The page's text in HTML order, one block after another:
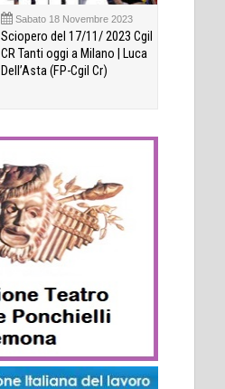
Sabato 18 Novembre 2023
Sciopero del 17/11/ 2023 Cgil
CR Tanti oggi a Milano | Luca
Dell’Asta (FP-Cgil Cr)